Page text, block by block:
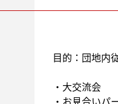
目的：団地内
・大交流会
・お見合いパ